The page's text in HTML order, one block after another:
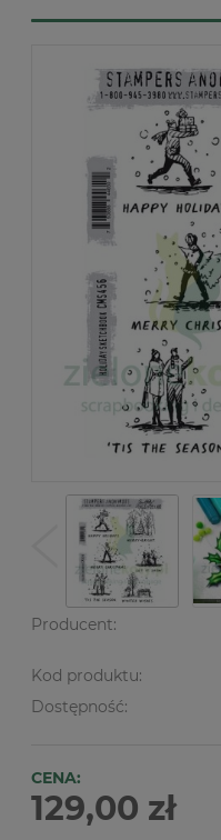
Producent:
Kod produktu:
Dostępność:
CENA:
129,00 zł